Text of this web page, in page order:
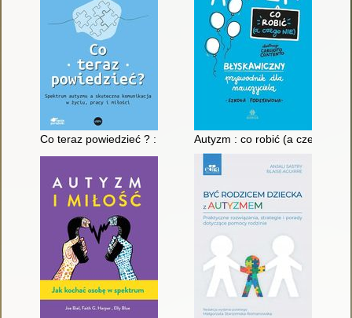
Co teraz powiedzieć ? : spektrum autyzmu a skuteczna
Autyzm : co robić (a czego nie)